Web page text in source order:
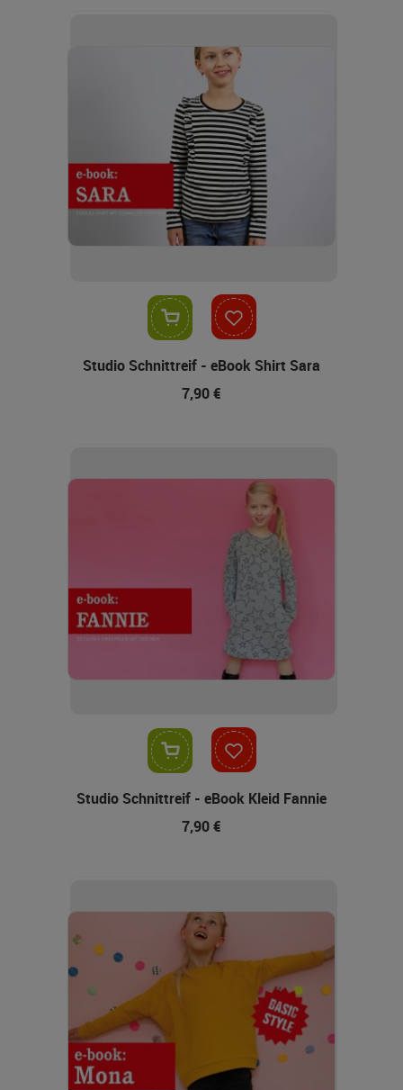
Studio Schnittreif - eBook Shirt Sara
7,90 €
Studio Schnittreif - eBook Kleid Fannie
7,90 €